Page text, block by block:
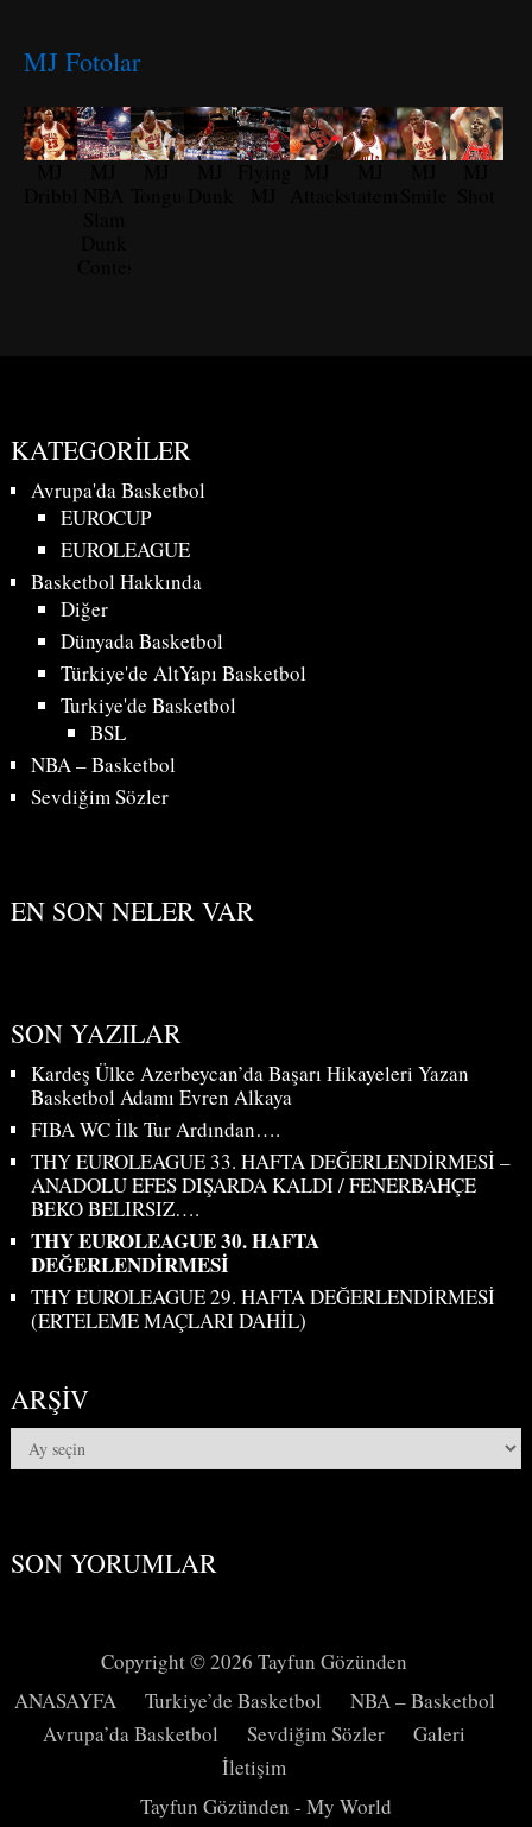
MJ Fotolar
KATEGORILER
Avrupa'da Basketbol
EUROCUP
EUROLEAGUE
Basketbol Hakkında
Diğer
Dünyada Basketbol
Türkiye'de AltYapı Basketbol
Turkiye'de Basketbol
BSL
NBA – Basketbol
Sevdiğim Sözler
EN SON NELER VAR
SON YAZILAR
Kardeş Ülke Azerbeycan’da Başarı Hikayeleri Yazan
Basketbol Adamı Evren Alkaya
FIBA WC İlk Tur Ardından….
THY EUROLEAGUE 33. HAFTA DEĞERLENDİRMESİ –
ANADOLU EFES DIŞARDA KALDI / FENERBAHÇE
BEKO BELIRSIZ….
THY EUROLEAGUE 30. HAFTA
DEĞERLENDİRMESİ
THY EUROLEAGUE 29. HAFTA DEĞERLENDİRMESİ
(ERTELEME MAÇLARI DAHİL)
ARŞIV
Arşiv
SON YORUMLAR
Copyright © 2026 Tayfun Gözünden
ANASAYFA
Turkiye’de Basketbol
NBA – Basketbol
Avrupa’da Basketbol
Sevdiğim Sözler
Galeri
İletişim
Tayfun Gözünden - My World